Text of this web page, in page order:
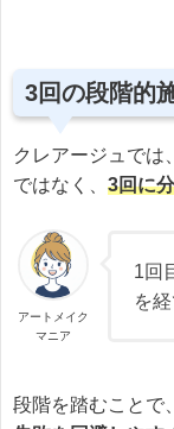
3回の段階的
クレアージュでは
ではなく、 3回に
アートメイク
マニア
1回
を
段階を踏むことで